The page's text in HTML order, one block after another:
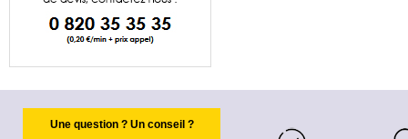
Une question ? Un conseil ?